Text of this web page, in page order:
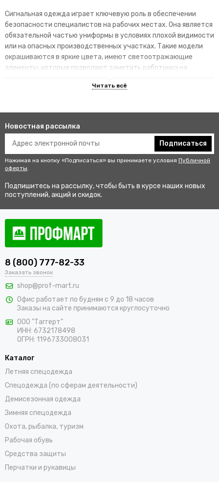
Сигнальная одежда играет ключевую роль в обеспечении
безопасности специалистов на рабочих местах. Она является
обязательной частью униформы в условиях плохой видимости
или на опасных производственных участках. Такие модели
окрашиваются в яркие цвета, имеют светоотражающие
элементы, которые позволяют заметить работника на
изделий
Гарантируют улучшенную видимость человека и его
безопасность на рабочем месте. В результате этого
снижается риск аварии и получения травмы.
Не мешаются во время выполнения профессиональных
Соответствуют стандартам качества, так как проходят
Купить одежду сигнальную для
работников оптом и в розницу с
доставкой по Верхнему Тагилу
В интернет-магазине «ПрофМарт» можно купить сигнальную
одежду для персонала. Мы работаем с оптовыми и
розничными покупателями. Предлагаем на выбор сигнальные
жилеты, сезонные костюмы, брюки и прочие составляющие
униформы в ярких заметных цветах. Доставка покупок,
которые оформляются на сайте, осуществляется по Верхнему
Тагилу и остальным населенным пунктам России.
Новостная рассылка
Подписаться
Нажимая на кнопку «Подписаться» вы принимаете условия Публичной
оферты.
Подпишитесь на рассылку, чтобы быть в курсе наших новых
поступлений, акций и скидок.
8 (800) 777-82-33
Заказать звонок
shop@prof-mart.ru
Офис работает по будням с 9 до 18 часов
Заказы на сайте принимаются круглосуточно
ООО "Таггерт"
ИНН: 6732178498
ОГРН: 1196733008031
Каталог
Летняя спецодежда
Спецодежда (по сферам деятельности)
Демисезонная одежда
Зимняя спецодежда
Охота, рыбалка, туризм
Рабочая обувь
Средства защиты
Перчатки и рукавицы